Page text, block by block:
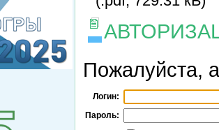
Пожалуйста,
Логин:
Пароль: